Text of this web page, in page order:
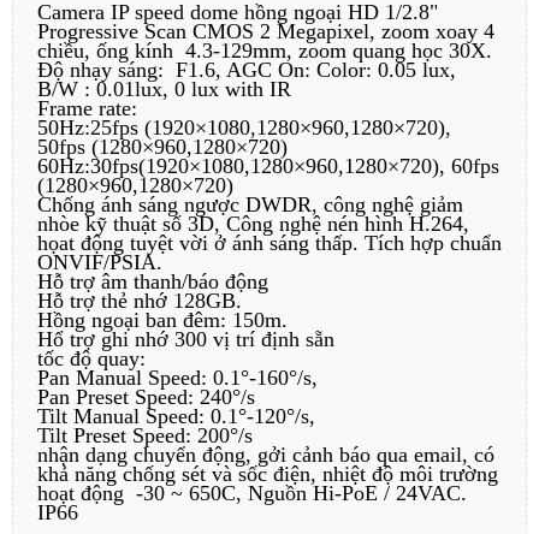
Camera IP speed dome hồng ngoại HD 1/2.8"
Progressive Scan CMOS 2 Megapixel, zoom xoay 4
chiều, ống kính 4.3-129mm, zoom quang học 30X.
Độ nhạy sáng: F1.6, AGC On: Color: 0.05 lux,
B/W : 0.01lux, 0 lux with IR
Frame rate:
50Hz:25fps (1920×1080,1280×960,1280×720),
50fps (1280×960,1280×720)
60Hz:30fps(1920×1080,1280×960,1280×720), 60fps
(1280×960,1280×720)
Chống ánh sáng ngược DWDR, công nghệ giảm
nhòe kỹ thuật số 3D, Công nghệ nén hình H.264,
họat động tuyệt vời ở ánh sáng thấp. Tích hợp chuẩn
ONVIF/PSIA.
Hỗ trợ âm thanh/báo động
Hỗ trợ thẻ nhớ 128GB.
Hồng ngoại ban đêm: 150m.
Hổ trợ ghi nhớ 300 vị trí định sẵn
tốc độ quay:
Pan Manual Speed: 0.1°-160°/s,
Pan Preset Speed: 240°/s
Tilt Manual Speed: 0.1°-120°/s,
Tilt Preset Speed: 200°/s
nhận dạng chuyển động, gởi cảnh báo qua email, có
khả năng chống sét và sốc điện, nhiệt độ môi trường
hoạt động -30 ~ 650C, Nguồn Hi-PoE / 24VAC.
IP66